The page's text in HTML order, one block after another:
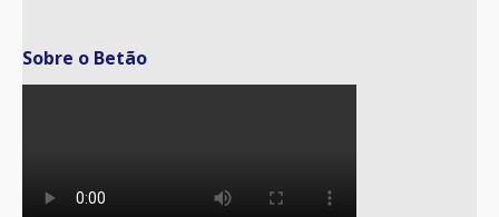
Sobre o Betão